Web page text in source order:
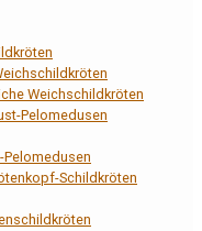
Weichschildkröten
Pelomedusen
Schildkröten